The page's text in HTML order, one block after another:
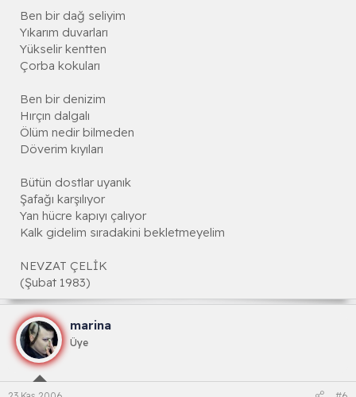
Ben bir dağ seliyim
Yıkarım duvarları
Yükselir kentten
Çorba kokuları
Ben bir denizim
Hırçın dalgalı
Ölüm nedir bilmeden
Döverim kıyıları
Bütün dostlar uyanık
Şafağı karşılıyor
Yan hücre kapıyı çalıyor
Kalk gidelim sıradakini bekletmeyelim
NEVZAT ÇELİK
(Şubat 1983)
marina
Üye